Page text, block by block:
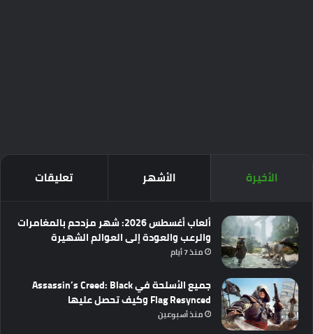
الأخيرة الأشهر تعليقات
ألعاب أغسطس 2026: شهر مزدحم بالمغامرات
والرعب والعودة إلى العوالم الشهيرة
منذ 7 أيام
جميع الأسلحة في Assassin’s Creed: Black
Flag Resynced وكيف تحصل عليها
منذ أسبوعين